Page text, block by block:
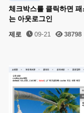
체크박스를 클릭하면
는 아웃로그인
제로 09-21 38798